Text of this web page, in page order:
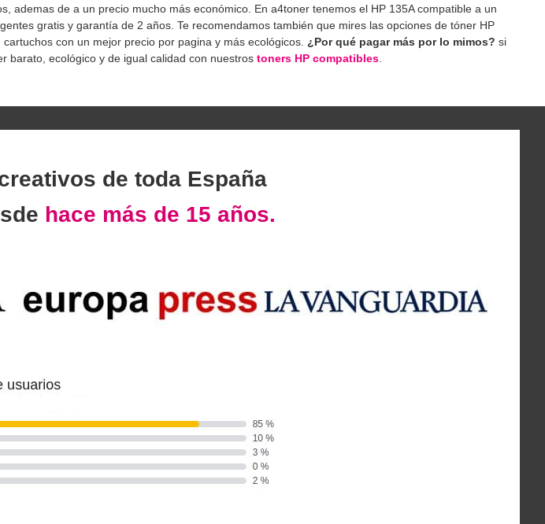
ademas de a un precio mucho más económico. En a4toner tenemos el HP 135A compatible a un
gratis y garantía de 2 años. Te recomendamos también que mires las opciones de tóner HP
con un mejor precio por pagina y más ecológicos. ¿Por qué pagar más por lo mimos? si
barato, ecológico y de igual calidad con nuestros toners HP compatibles.
de toda España
hace más de 15 años.